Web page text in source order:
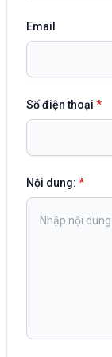
Email
Số điện thoại *
Nội dung: *